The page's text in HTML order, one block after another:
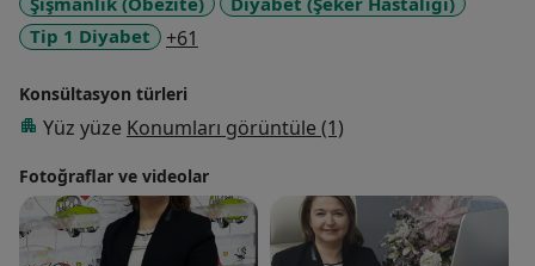
Tip 1 Diyabet
+61
Konsültasyon türleri
Yüz yüze Konumları görüntüle (1)
Fotoğraflar ve videolar